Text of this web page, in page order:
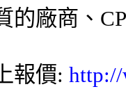
的廠商、
報價: http://